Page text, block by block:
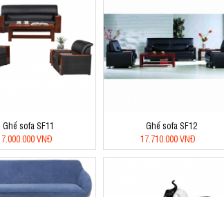
Ghế sofa SF11
VNĐ
Ghế sofa SF12
17.710.000 VNĐ